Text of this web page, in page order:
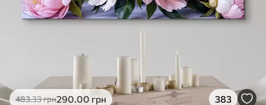
483.33грн290.00 грн 383